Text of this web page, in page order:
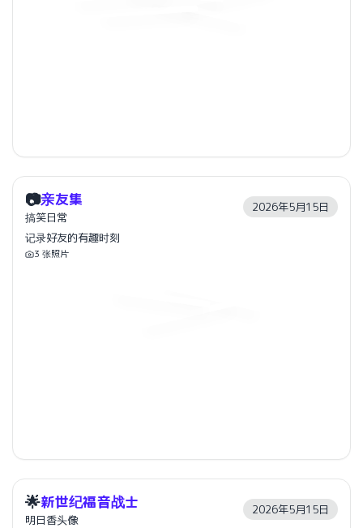
📷亲友集
搞笑日常
2026年5月15日
记录好友的有趣时刻
3 张照片
🌟新世纪福音战士
明日香头像
2026年5月15日